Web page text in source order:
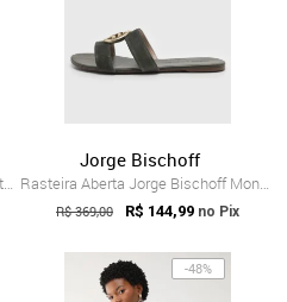
Rasteira Aberta Jorge Bischoff Texturizada Verde
Jorge Bischoff
Rasteira Aberta Jorge Bischoff Monograma...
R$ 369,00 R$ 144,99 no Pix
-48%